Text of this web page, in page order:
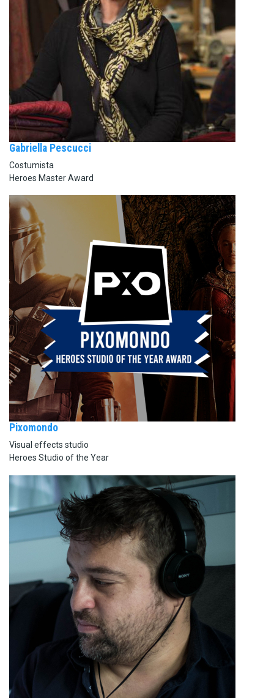
Gabriella Pescucci
Costumista
Heroes Master Award
Pixomondo
Visual effects studio
Heroes Studio of the Year